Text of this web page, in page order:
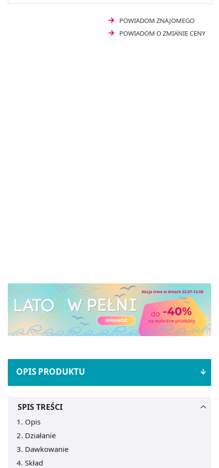
POWIADOM ZNAJOMEGO
POWIADOM O ZMIANIE CENY
OPIS PRODUKTU
SPIS TREŚCI
Opis
Działanie
Dawkowanie
Skład